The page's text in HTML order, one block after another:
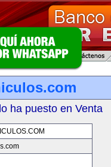
ha puesto en Venta